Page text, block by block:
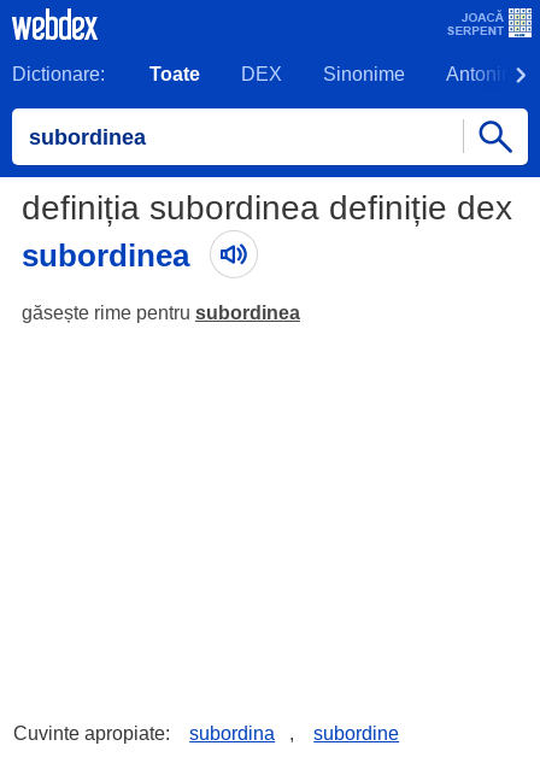
Dictionare: Toate DEX Sinonime Antonime
definiția subordinea definiție dex
subordinea
găsește rime pentru subordinea
Cuvinte apropiate: subordina , subordine